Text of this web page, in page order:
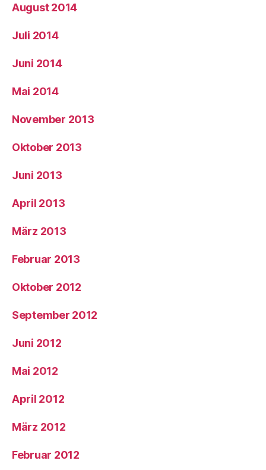
August 2014
Juli 2014
Juni 2014
Mai 2014
November 2013
Oktober 2013
Juni 2013
April 2013
März 2013
Februar 2013
Oktober 2012
September 2012
Juni 2012
Mai 2012
April 2012
März 2012
Februar 2012